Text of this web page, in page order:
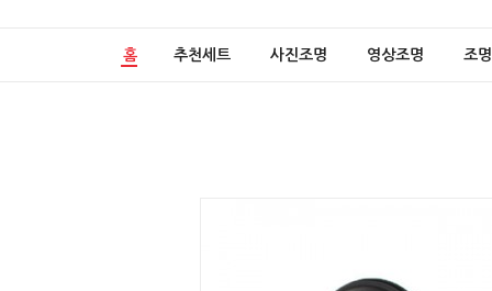
홈 추천세트 사진조명 영상조명 조